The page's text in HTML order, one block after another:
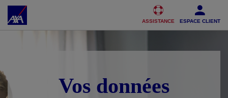
Accéder au Contenu Accéder au Pied de page
ASSISTANCE ESPACE CLIENT
Vos données